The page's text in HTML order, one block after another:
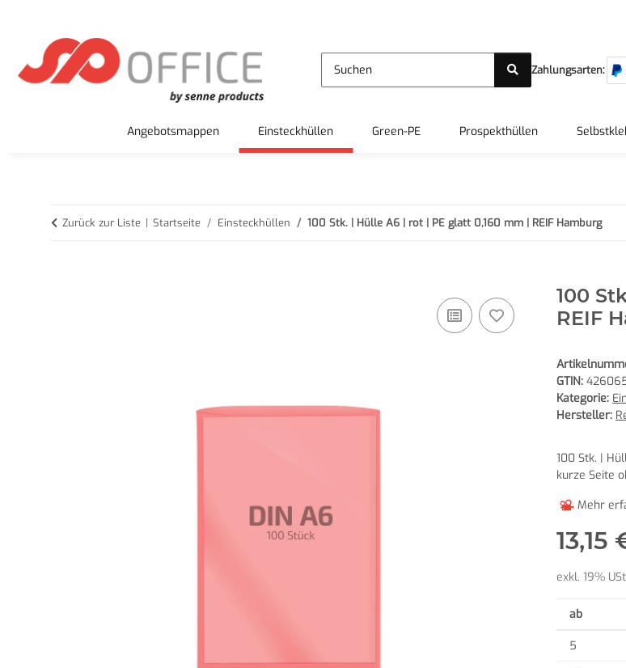
Zahlungsarten:
Angebotsmappen Einsteckhüllen Green-PE Prospekthüllen
Zurück zur Liste Startseite Einsteckhüllen 100 Stk. | Hülle A6 | rot | PE glatt 0,160 mm | REIF Hamburg
100
REIF
GTIN:
Kategorie:
Hersteller:
100 Stk. |
kurze Seite
Mehr
13,15
exkl. 19%
ab
5